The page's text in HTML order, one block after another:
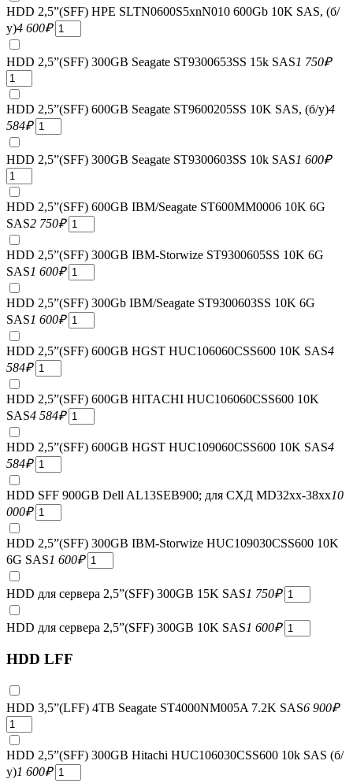
HDD 2,5”(SFF) HPE SLTN0600S5xnN010 600Gb 10K SAS, (б/
у)4 600₽
HDD 2,5”(SFF) 300GB Seagate ST9300653SS 15k SAS1 750₽
HDD 2,5”(SFF) 600GB Seagate ST9600205SS 10K SAS, (б/у)4
584₽
HDD 2,5”(SFF) 300GB Seagate ST9300603SS 10k SAS1 600₽
HDD 2,5”(SFF) 600GB IBM/Seagate ST600MM0006 10K 6G
SAS2 750₽
HDD 2,5”(SFF) 300GB IBM-Storwize ST9300605SS 10K 6G
SAS1 600₽
HDD 2,5”(SFF) 300Gb IBM/Seagate ST9300603SS 10K 6G
SAS1 600₽
HDD 2,5”(SFF) 600GB HGST HUC106060CSS600 10K SAS4
584₽
HDD 2,5”(SFF) 600GB HITACHI HUC106060CSS600 10K
SAS4 584₽
HDD 2,5”(SFF) 600GB HGST HUC109060CSS600 10K SAS4
584₽
HDD SFF 900GB Dell AL13SEB900; для СХД MD32xx-38xx10
000₽
HDD 2,5”(SFF) 300GB IBM-Storwize HUC109030CSS600 10K
6G SAS1 600₽
HDD для сервера 2,5”(SFF) 300GB 15K SAS1 750₽
HDD для сервера 2,5”(SFF) 300GB 10K SAS1 600₽
HDD LFF
HDD 3,5”(LFF) 4TB Seagate ST4000NM005A 7.2K SAS6 900₽
HDD 2,5”(SFF) 300GB Hitachi HUC106030CSS600 10k SAS (б/
у)1 600₽